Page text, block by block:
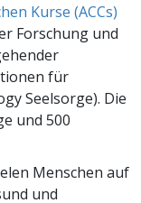
Kurse (ACCs)
Forschung und
für
Seelsorge). Die
und 500
Menschen auf
und